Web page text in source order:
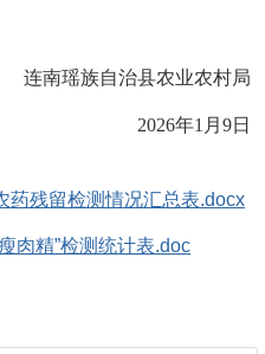
连南瑶族自治县农业农村局
2026年1 月 9日
药残留检测情况汇总表.docx
肉精”检测统计表.doc